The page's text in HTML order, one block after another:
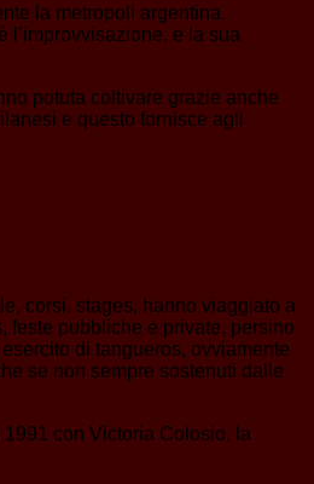
la metropoli argentina.
l’improvvisazione, e la sua
potuta coltivare grazie anche
e questo fornisce agli
corsi, stages, hanno viaggiato a
feste pubbliche e private, persino
di tangueros, ovviamente
se non sempre sostenuti dalle
con Victoria Colosio, la